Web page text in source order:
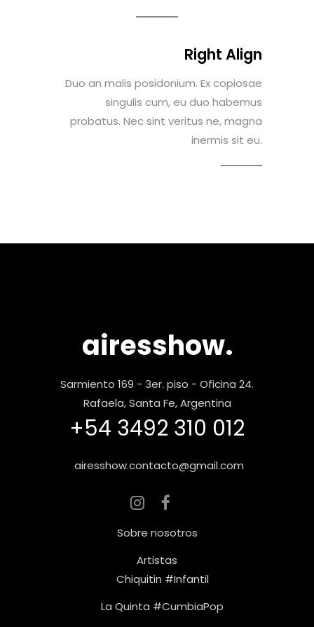
Right Align
Duo an malis posidonium. Ex copiosae
singulis cum, eu duo habemus
probatus. Nec sint veritus ne, magna
inermis sit eu.
airesshow.
Sarmiento 169 - 3er. piso - Oficina 24.
Rafaela, Santa Fe, Argentina
+54 3492 310 012
airesshow.contacto@gmail.com
Sobre nosotros
Artistas
Chiquitin #Infantil
La Quinta #CumbiaPop